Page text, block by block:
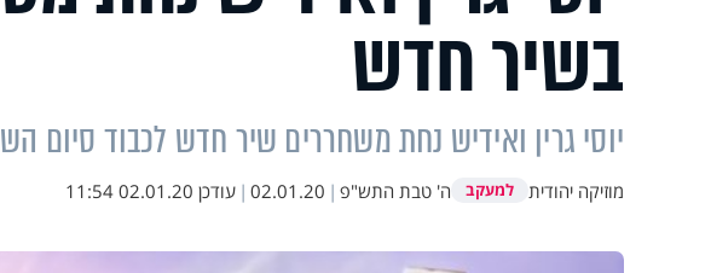
בשיר חדש
יוסי גרין ואידיש נחת משחררים שיר חדש לכבוד סיום
מוזיקה יהודית למעקב ה' טבת התש"פ |
02.01.20
| עודכן 02.01.20 11:54